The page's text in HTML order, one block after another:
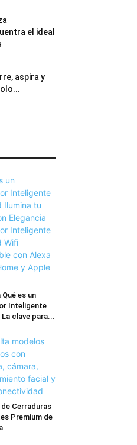
el ideal
aspira y
es un
Inteligente
La clave para...
Cerraduras
Premium de